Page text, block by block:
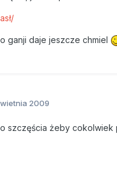
ganji daje jeszcze chmiel
2009
szczęścia żeby cokolwiek